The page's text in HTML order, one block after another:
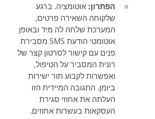
הפתרון: אוטומציה. ברגע
שלקוחה השאירה פרטים,
המערכת שלחה לה מיד ובאופן
אוטומטי הודעת SMS מסבירת
פנים עם קישור לסרטון קצר של
רונית המסביר על הטיפול,
ואפשרות לקבוע תור ישירות
ביומן. התגובה המיידית הזו
העלתה את אחוזי סגירת
העסקאות בעשרות אחוזים.